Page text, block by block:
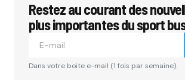
Restez au courant des
plus importantes du sport
Dans votre boite e-mail (1 fois par semaine).